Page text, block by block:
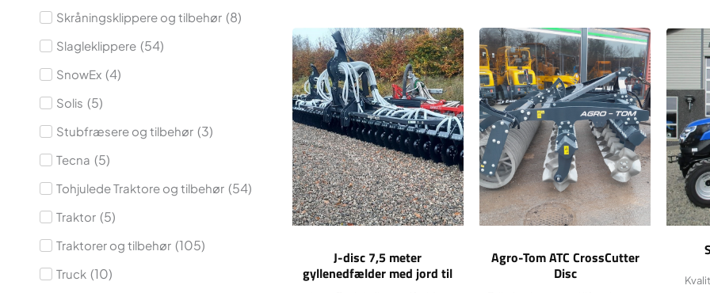
Skråningsklippere og tilbehør (8)
Slagleklippere (54)
SnowEx (4)
Solis (5)
Stubfræsere og tilbehør (3)
Tecna (5)
Tohjulede Traktore og tilbehør (54)
Traktor (5)
Traktorer og tilbehør (105)
Truck (10)
J-disc 7,5 meter
gyllenedfælder med jord til
Agro-Tom ATC CrossCutter
Disc